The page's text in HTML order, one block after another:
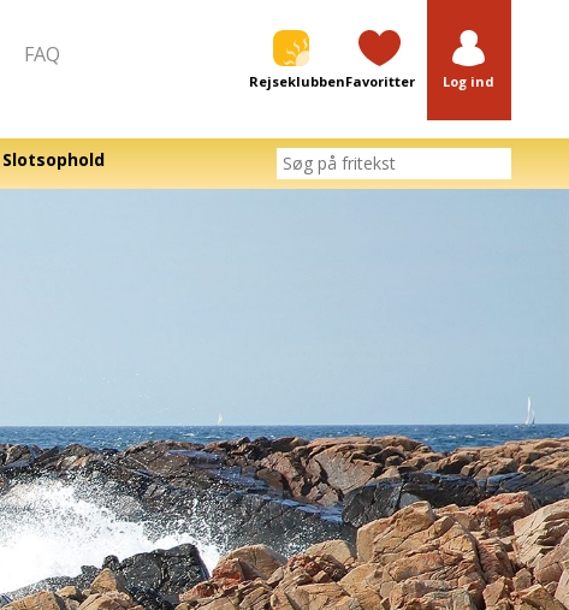
FAQ
RejseklubbenFavoritter Log ind
Slotsophold